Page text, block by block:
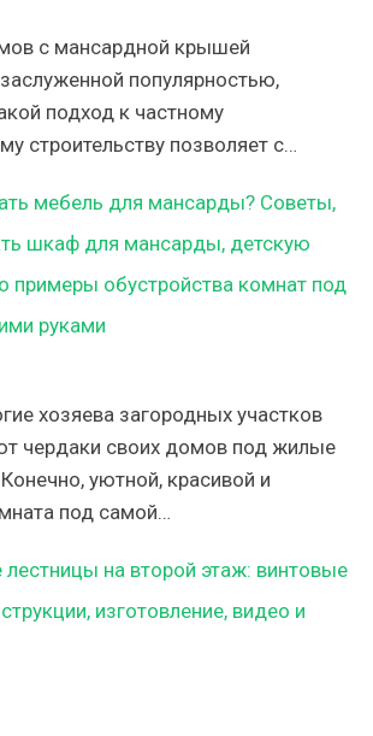
с мансардной крышей
популярностью,
подход к частному
строительству позволяет с…
мебель для мансарды? Советы,
шкаф для мансарды, детскую
примеры обустройства комнат под
руками
хозяева загородных участков
чердаки своих домов под жилые
уютной, красивой и
под самой…
на второй этаж: винтовые
изготовление, видео и